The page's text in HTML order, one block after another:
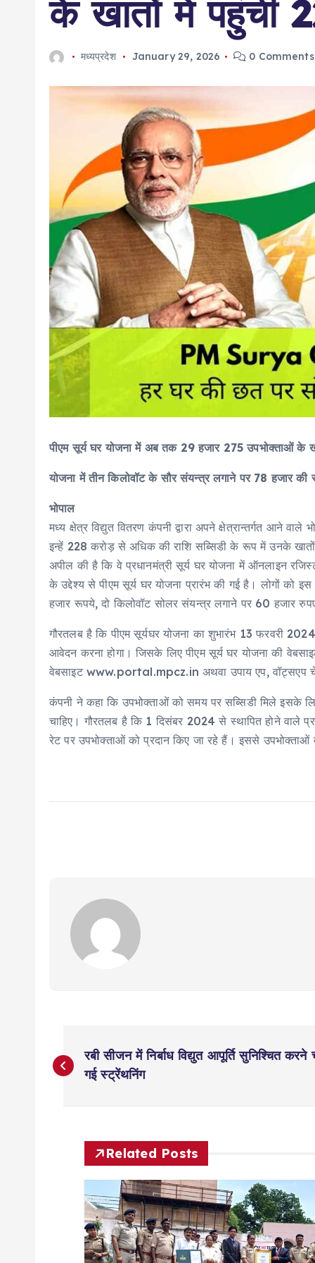
के खातों में पहुंची
मध्यप्रदेश January 29, 2026 0 Comments
पीएम सूर्य घर योजना में अब तक 29 हजार 275 उपभोक्ताओं के
योजना में तीन किलोवॉट के सौर संयन्त्र लगाने पर 78 हजार की
भोपाल
मध्य क्षेत्र विद्युत वितरण कंपनी द्वारा अपने क्षेत्रान्तर्गत आने
इन्हें 228 करोड़ से अधिक की राशि सब्सिडी के रूप में उनके खातों
अपील की है कि वे प्रधानमंत्री सूर्य घर योजना में ऑनलाइन
के उद्देश्य से पीएम सूर्य घर योजना प्रारंभ की गई है। लोगों को
हजार रूपये, दो किलोवॉट सोलर संयन्त्र लगाने पर 60 हजार
गौरतलब है कि पीएम सूर्यघर योजना का शुभारंभ 13 फरवरी
आवेदन करना होगा। जिसके लिए पीएम सूर्य घर योजना की
वेबसाइट www.portal.mpcz.in अथवा उपाय एप, वॉट्सएप
कंपनी ने कहा कि उपभोक्ताओं को समय पर सब्सिडी मिले इसके
चाहिए। गौरतलब है कि 1 दिसंबर 2024 से स्थापित होने वाले
रेट पर उपभोक्ताओं को प्रदान किए जा रहे हैं। इससे उपभोक्ताओं
P
o
रबी सीजन में निर्बाध विद्युत आपूर्ति सुनिश्चित
गई स्ट्रेंथनिंग
Related Posts